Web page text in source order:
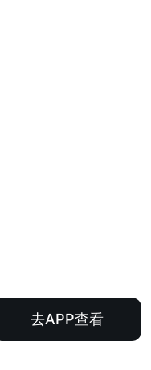
去APP查看